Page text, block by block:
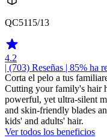
QC5115/13
4.2
| (703) Reseñas | 85% ha
Corta el pelo a tus
Cutting your family's hair
powerful, yet ultra-silent
and skin-friendly blades
kids' and adults' hair.
Ver todos los beneficios